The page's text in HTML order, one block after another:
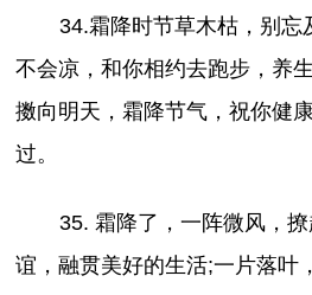
34.霜降时节草木枯，别忘
不会凉，和你相约去跑步，养
擞向明天，霜降节气，祝你健
过。
35. 霜降了，一阵微风，
谊，融贯美好的生活;一片落叶